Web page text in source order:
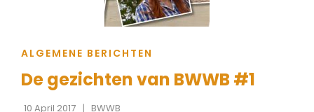
CAT
ALGEMENE BERICHTEN
De gezichten van BWWB #1
10 April 2017 BWWB